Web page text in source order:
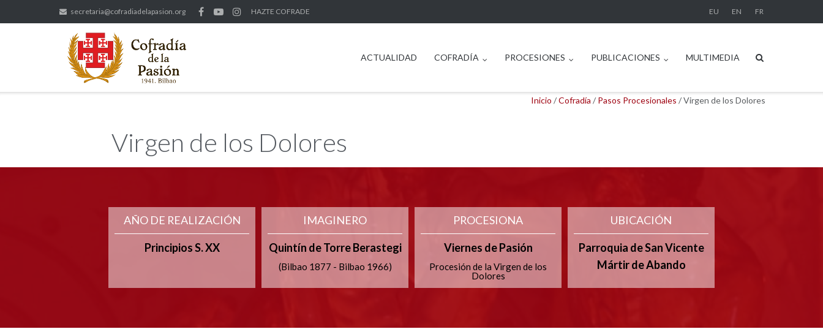
secretaria@cofradiadelapasion.org HAZTE COFRADE EU EN FR
ACTUALIDAD COFRADÍA PROCESIONES PUBLICACIONES MULTIMEDIA
Inicio /Cofradía / Pasos Procesionales /Virgen de los Dolores
Virgen de los Dolores
AÑO DE REALIZACIÓN
Principios S. XX
IMAGINERO
Quintín de Torre Berastegi
(Bilbao 1877 - Bilbao 1966)
PROCESIONA
Viernes de Pasión
Procesión de la Virgen de los
Dolores
UBICACIÓN
Parroquia de San Vicente
Mártir de Abando